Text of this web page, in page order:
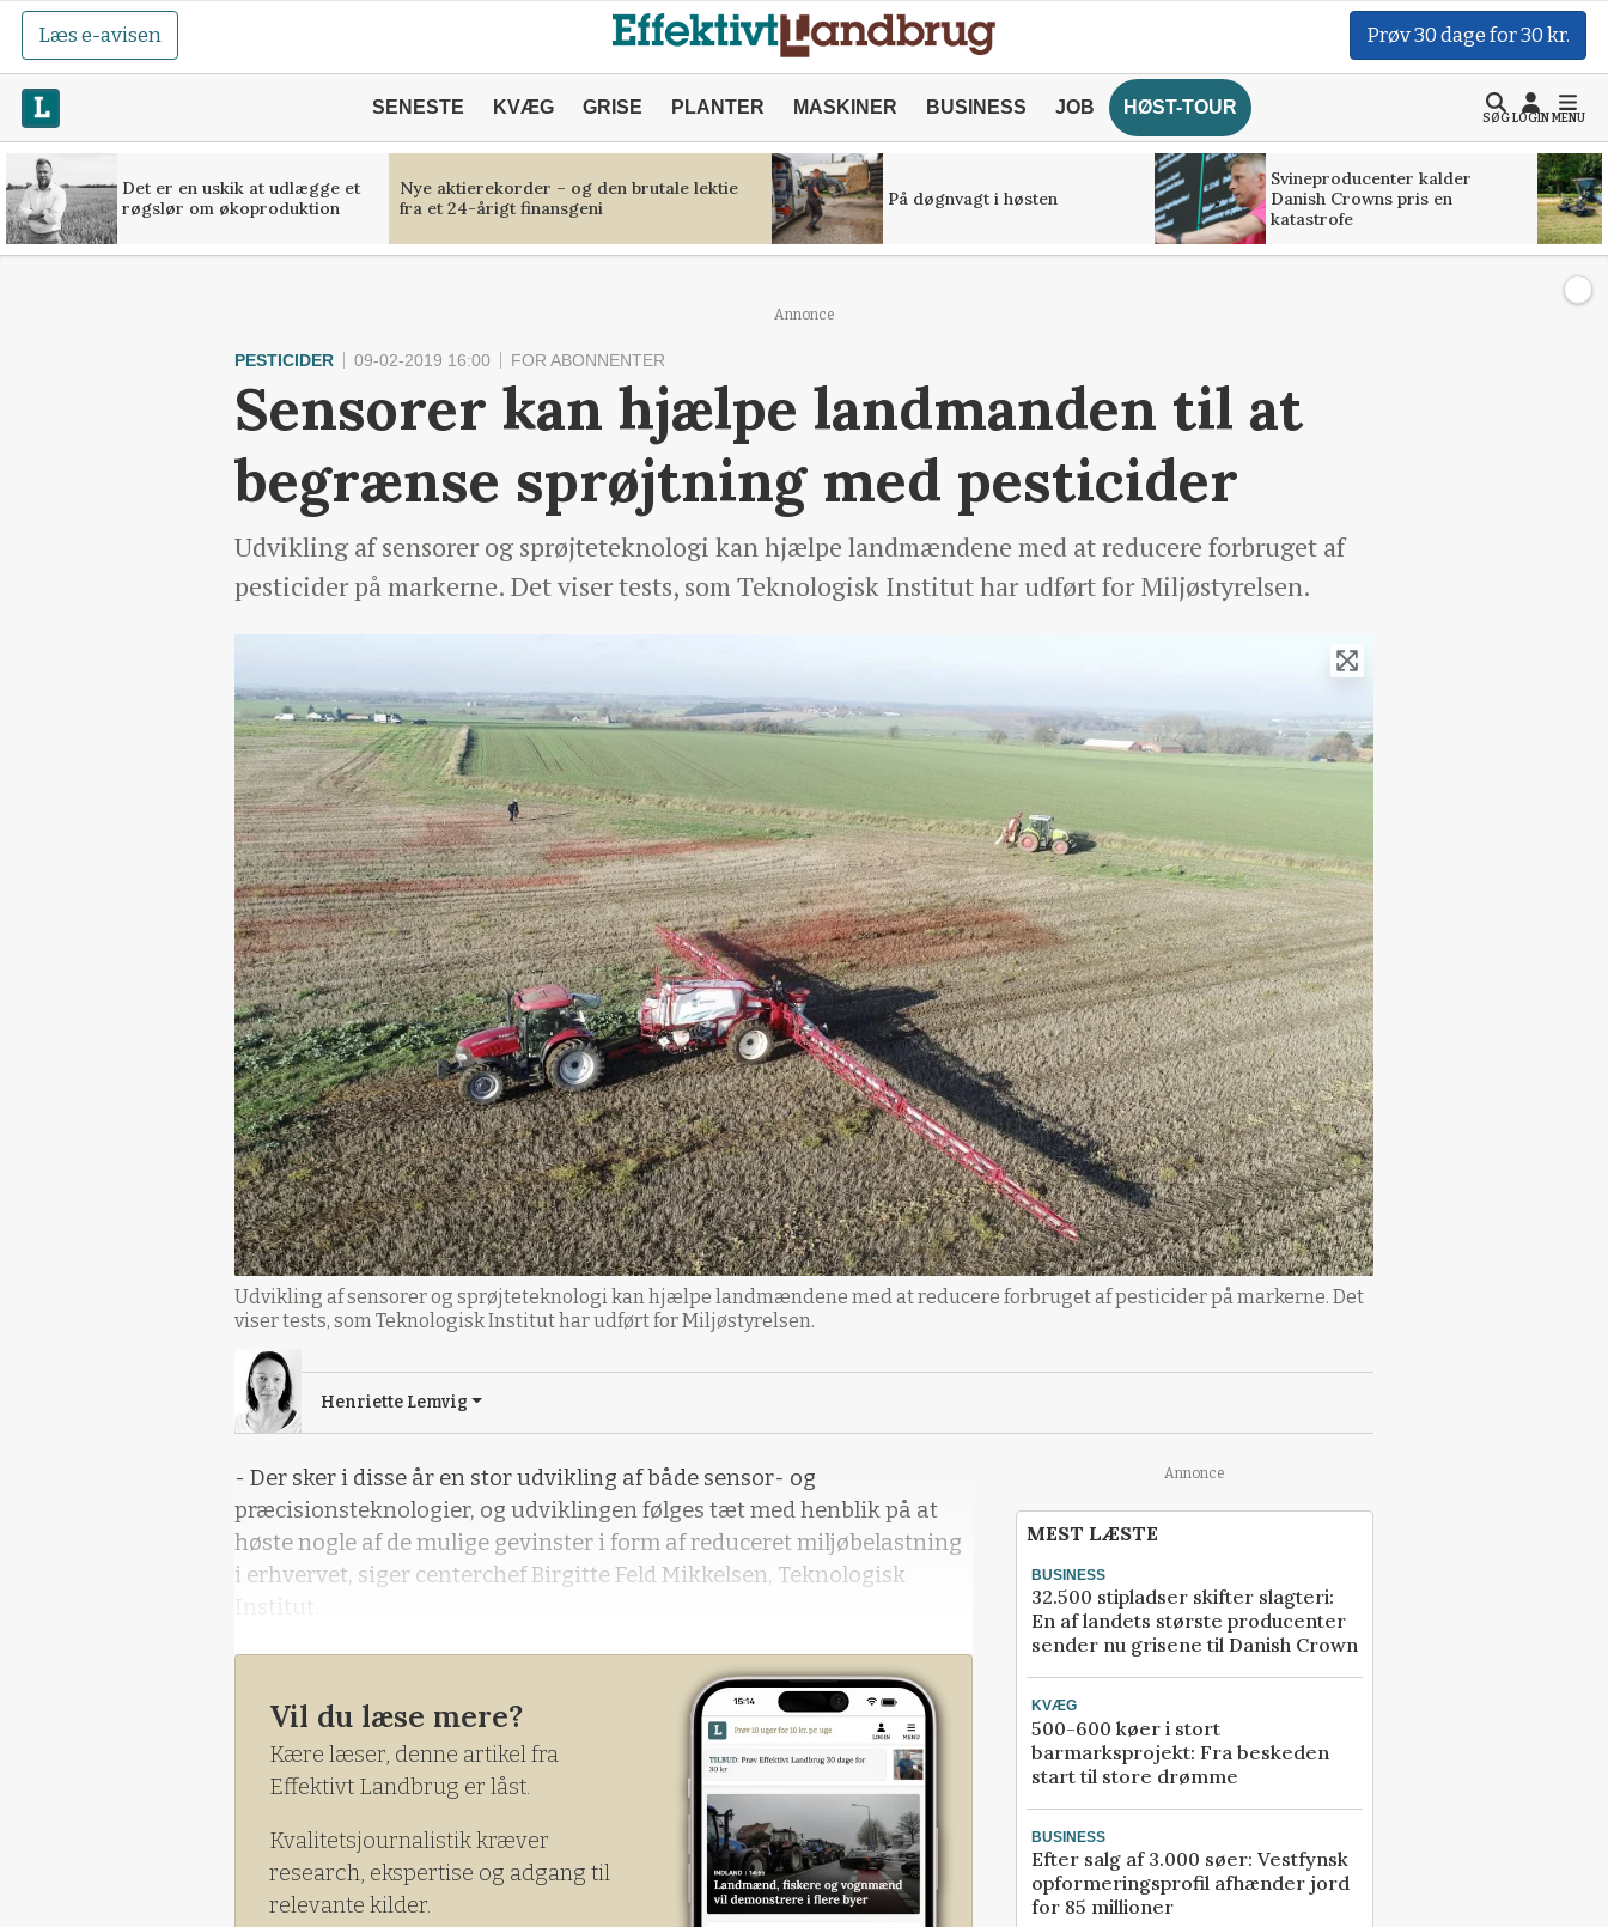
Læs e-avisen Prøv 30 dage for 30 kr.
SENESTE KVÆG GRISE PLANTER MASKINER BUSINESS JOB HØST-TOUR
SØGLOGINMENU
Det er en uskik at udlægge et
røgslør om økoproduktion
Nye aktierekorder – og den brutale lektie
fra et 24-årigt finansgeni
På døgnvagt i høsten
Svineproducenter kalder
Danish Crowns pris en
katastrofe
Annonce
PESTICIDER 09-02-2019 16:00 FOR ABONNENTER
Sensorer kan hjælpe landmanden til at
begrænse sprøjtning med pesticider
Udvikling af sensorer og sprøjteteknologi kan hjælpe landmændene med at reducere forbruget af
pesticider på markerne. Det viser tests, som Teknologisk Institut har udført for Miljøstyrelsen.
Udvikling af sensorer og sprøjteteknologi kan hjælpe landmændene med at reducere forbruget af pesticider på markerne. Det
viser tests, som Teknologisk Institut har udført for Miljøstyrelsen.
Henriette Lemvig
- Der sker i disse år en stor udvikling af både sensor- og
præcisionsteknologier, og udviklingen følges tæt med henblik på at
høste nogle af de mulige gevinster i form af reduceret miljøbelastning
i erhvervet, siger centerchef Birgitte Feld Mikkelsen, Teknologisk
Institut.
Ved testen har eksperterne fokuseret på konkrete sensorers evne til at
detektere grøn biomasse, som for eksempel ved nedvisning i stub for
at belyse, om de
Vil du læse mere?
Kære læser, denne artikel fra
Effektivt Landbrug er låst.
Kvalitetsjournalistik kræver
research, ekspertise og adgang til
relevante kilder.
Annonce
MEST LÆSTE
BUSINESS
32.500 stipladser skifter slagteri:
En af landets største producenter
sender nu grisene til Danish Crown
KVÆG
500-600 køer i stort
barmarksprojekt: Fra beskeden
start til store drømme
BUSINESS
Efter salg af 3.000 søer: Vestfynsk
opformeringsprofil afhænder jord
for 85 millioner